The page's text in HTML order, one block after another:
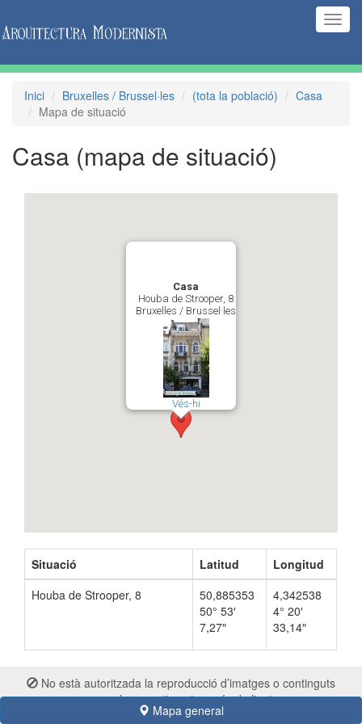
Inici Bruxelles / Brussel·les (tota la població)
Casa
Mapa de situació
Casa (mapa de situació)
Casa
Houba de Strooper, 8
Bruxelles / Brussel·les
Vés-hi
Situació Latitud
Longitud
Houba de Strooper, 8
50,885353
50° 53′
7,27″
4,342538
4° 20′
33,14″
Mapa general
No està autoritzada la reproducció d’imatges o continguts
sense el consentiment exprés de l'autor